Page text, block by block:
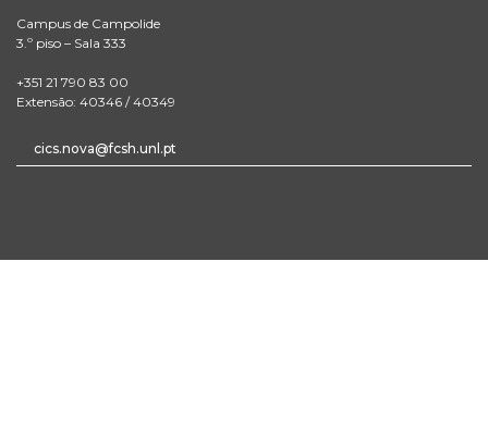
Campus de Campolide
3.º piso – Sala 333
+351 21 790 83 00
Extensão: 40346 / 40349
cics.nova@fcsh.unl.pt